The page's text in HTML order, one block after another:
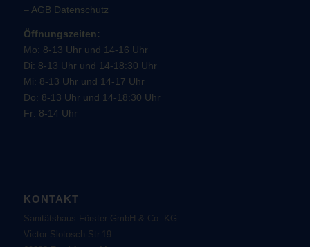
–AGB Datenschutz
Öffnungszeiten:
Mo: 8-13 Uhr und 14-16 Uhr
Di: 8-13 Uhr und 14-18:30 Uhr
Mi: 8-13 Uhr und 14-17 Uhr
Do: 8-13 Uhr und 14-18:30 Uhr
Fr: 8-14 Uhr
KONTAKT
Sanitätshaus Förster GmbH & Co. KG
Victor-Slotosch-Str.19